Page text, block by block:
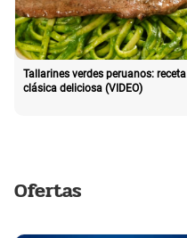
Tallarines verdes peruanos: receta
clásica deliciosa (VIDEO)
Ofertas